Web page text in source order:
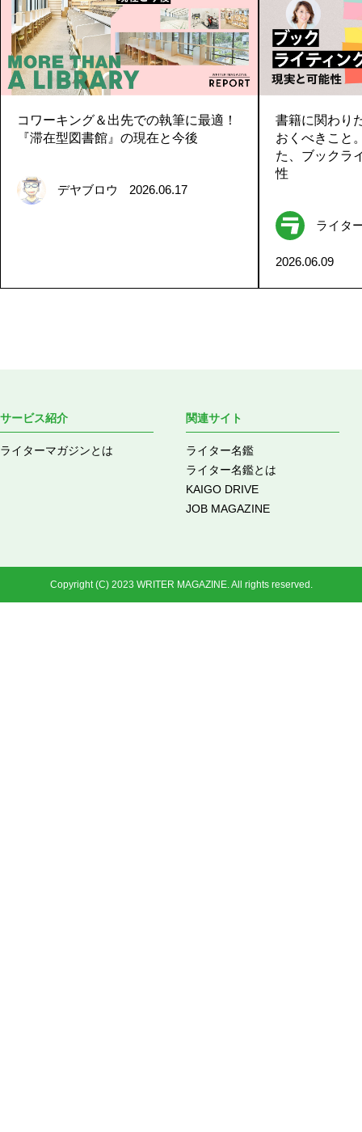
コワーキング＆出先での執筆に最適！
『滞在型図書館』の現在と今後
デヤブロウ 2026.06.17
書籍に関わり
おくべきこと
た、ブックラ
性
ライタ
2026.06.09
サービス紹介
ライターマガジンとは
関連サイト
ライター名鑑
ライター名鑑とは
KAIGO DRIVE
JOB MAGAZINE
Copyright (C) 2023 WRITER MAGAZINE. All rights reserved.